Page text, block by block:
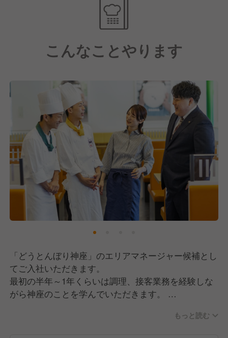
ホテルや航空会社などホスピタリティある企業のよう
な接客・サービスを意識して、普通のラーメン屋さん
を超えた価値を提供していきます。
【貧困問題解決のために"日本一"を目指す】
を上げてきてはいますが、全国的にはまだまだこれか
らの段階です。
その中で私たちは"日本一"を目指して、日本全国どこ
にでも神座があるように10年で「700店舗出店」とい
う目標を掲げています。
その背景には、まだまだ解決されていない日本国内の
貧困問題にあります。
それを解決するために、どうとんぼり神座が「どこに
でも」あれば、おなかをすかせた子どもたちのサポー
トを24時間365日、どこの店舗でも行っていきたいと
本気で考えています。
だからこそ私たちは、「明るく楽しい社会づくりに貢
献する」為に"日本一"のラーメンレストランを目指し
ています。
こんなことやります
「どうとんぼり神座」のエリアマネージャー候補とし
てご入社いただきます。
最初の半年～1年くらいは調理、接客業務を経験しな
がら神座のことを学んでいただきます。
理などの店舗運営に関する業務(＝店長業務)にも触れ
もっと読む